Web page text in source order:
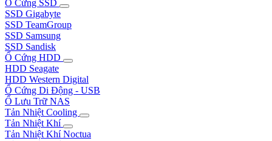
Ổ Cứng SSD
SSD Gigabyte
SSD TeamGroup
SSD Samsung
SSD Sandisk
Ổ Cứng HDD
HDD Seagate
HDD Western Digital
Ổ Cứng Di Động - USB
Ổ Lưu Trữ NAS
Tản Nhiệt Cooling
Tản Nhiệt Khí
Tản Nhiệt Khí Noctua